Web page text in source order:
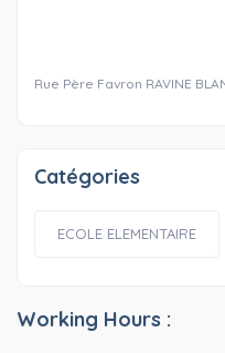
Rue Père Favron RAVINE
Catégories
ECOLE ELEMENTAIRE
Working Hours :